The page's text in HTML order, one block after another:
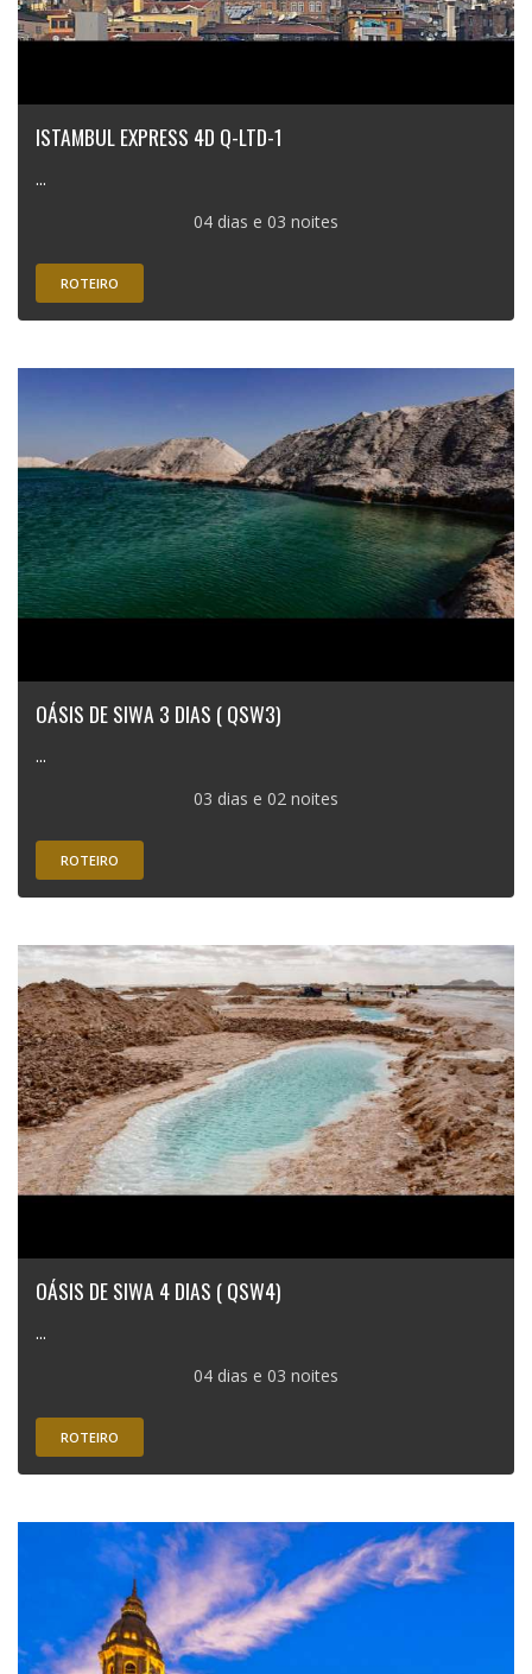
ISTAMBUL EXPRESS 4D Q-LTD-1
...
04 dias e 03 noites
ROTEIRO
OÁSIS DE SIWA 3 DIAS ( QSW3)
...
03 dias e 02 noites
ROTEIRO
OÁSIS DE SIWA 4 DIAS ( QSW4)
...
04 dias e 03 noites
ROTEIRO